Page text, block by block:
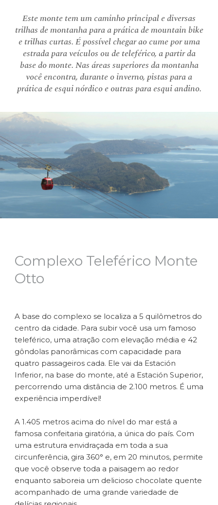
Este monte tem um caminho principal e diversas
trilhas de montanha para a prática de mountain bike
e trilhas curtas. É possível chegar ao cume por uma
estrada para veículos ou de teleférico, a partir da
base do monte. Nas áreas superiores da montanha
você encontra, durante o inverno, pistas para a
prática de esqui nórdico e outras para esqui andino.
Complexo Teleférico Monte
Otto
A base do complexo se localiza a 5 quilômetros do
centro da cidade. Para subir você usa um famoso
teleférico, uma atração com elevação média e 42
gôndolas panorâmicas com capacidade para
quatro passageiros cada. Ele vai da Estación
Inferior, na base do monte, até a Estación Superior,
percorrendo uma distância de 2.100 metros. É uma
experiência imperdível!
A 1.405 metros acima do nível do mar está a
famosa confeitaria giratória, a única do país. Com
uma estrutura envidraçada em toda a sua
circunferência, gira 360° e, em 20 minutos, permite
que você observe toda a paisagem ao redor
enquanto saboreia um delicioso chocolate quente
acompanhado de uma grande variedade de